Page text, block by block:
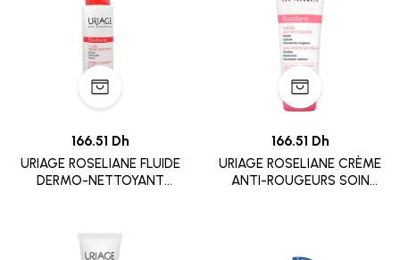
166.51 Dh
URIAGE ROSELIANE FLUIDE
DERMO-NETTOYANT
166.51 Dh
URIAGE ROSELIANE CRÈME
ANTI-ROUGEURS SOIN